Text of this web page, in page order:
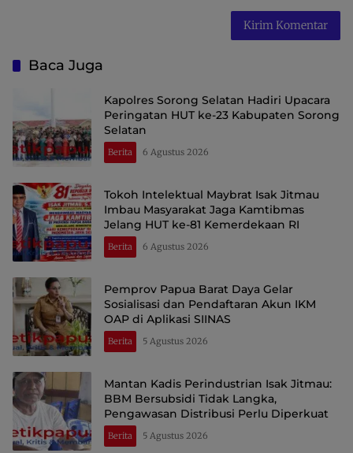
Baca Juga
Kapolres Sorong Selatan Hadiri Upacara
Peringatan HUT ke-23 Kabupaten Sorong
Selatan
Berita 6 Agustus 2026
Tokoh Intelektual Maybrat Isak Jitmau
Imbau Masyarakat Jaga Kamtibmas
Jelang HUT ke-81 Kemerdekaan RI
Berita 6 Agustus 2026
Pemprov Papua Barat Daya Gelar
Sosialisasi dan Pendaftaran Akun IKM
OAP di Aplikasi SIINAS
Berita 5 Agustus 2026
Mantan Kadis Perindustrian Isak Jitmau:
BBM Bersubsidi Tidak Langka,
Pengawasan Distribusi Perlu Diperkuat
Berita 5 Agustus 2026